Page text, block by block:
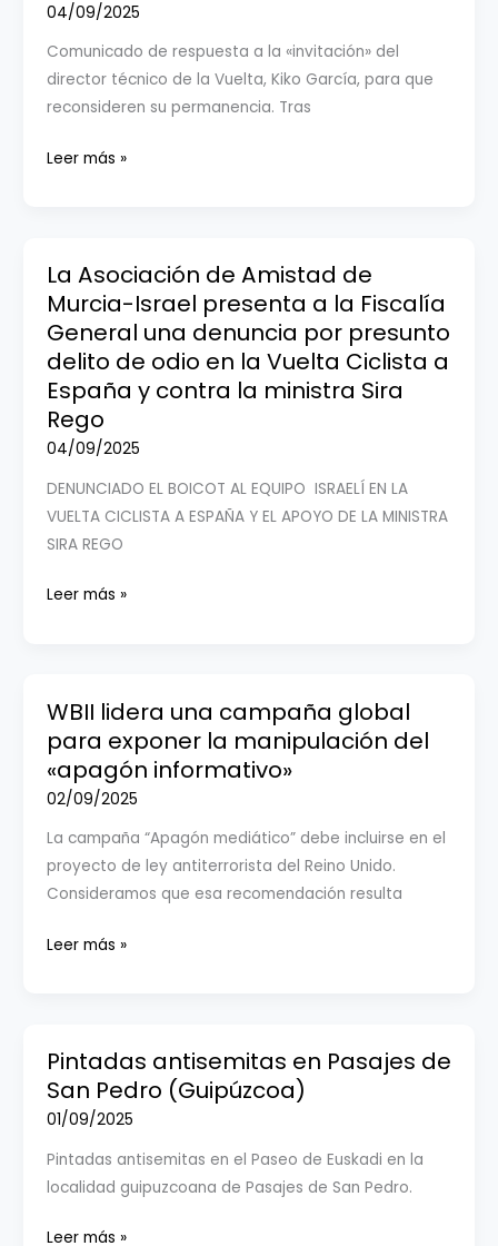
04/09/2025
Comunicado de respuesta a la «invitación» del
director técnico de la Vuelta, Kiko García, para que
reconsideren su permanencia. Tras
Enfoque
Premier
Tech
asegura
que
llegará
hasta
Madrid.
Abandonar
sería
«un
peligroso
Leer más »
La Asociación de Amistad de
Murcia-Israel presenta a la Fiscalía
General una denuncia por presunto
delito de odio en la Vuelta Ciclista a
España y contra la ministra Sira
Rego
04/09/2025
DENUNCIADO EL BOICOT AL EQUIPO ISRAELÍ EN LA
VUELTA CICLISTA A ESPAÑA Y EL APOYO DE LA MINISTRA
SIRA REGO
La
de
Murcia-
Israel
presenta
la
Fiscalía
General
denuncia
de
odio
en
la
Vuelta
a
Leer más »
WBII lidera una campaña global
para exponer la manipulación del
«apagón informativo»
02/09/2025
La campaña “Apagón mediático” debe incluirse en el
proyecto de ley antiterrorista del Reino Unido.
Consideramos que esa recomendación resulta
WBII
global
para
exponer
manipulación
del
Leer más »
Pintadas antisemitas en Pasajes de
San Pedro (Guipúzcoa)
01/09/2025
Pintadas antisemitas en el Paseo de Euskadi en la
localidad guipuzcoana de Pasajes de San Pedro.
Pintadas
Leer más »